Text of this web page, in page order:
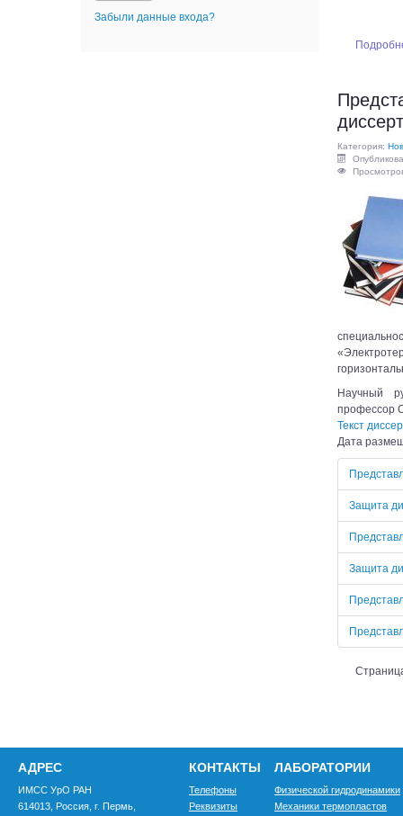
Забыли данные входа?
Категория:
Научный
профессор
Текст
Дата
Защита
Защита
АДРЕС
ИМСС УрО РАН
614013, Россия, г. Пермь,
КОНТАКТЫ
Телефоны
Реквизиты
ЛАБОРАТОРИИ
Физической гидродинамики
Механики термопластов